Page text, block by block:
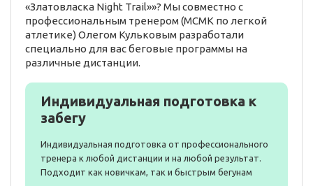
«Златовласка Night Trail»»? Мы совместно с
профессиональным тренером (МСМК по легкой
атлетике) Олегом Кульковым разработали
специально для вас беговые программы на
различные дистанции.
Индивидуальная подготовка к
забегу
Индивидуальная подготовка от профессионального
тренера к любой дистанции и на любой результат.
Подходит как новичкам, так и быстрым бегунам